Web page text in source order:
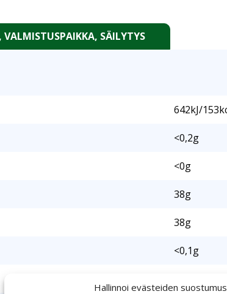
Hallinnoi evästeiden
VALMISTUSPAIKKA, SÄILYTYS
642kJ/
<0,2g
<0g
38g
38g
<0,1g